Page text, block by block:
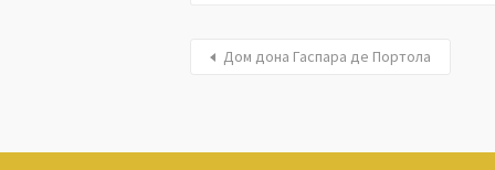
Дом дона Гаспара де Портола